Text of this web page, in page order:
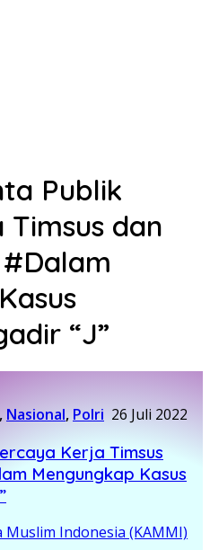
Publik
dan
“J”
, Nasional, Polri 26 Juli 2022
Kerja Timsus
Mengungkap Kasus
Muslim Indonesia (KAMMI)